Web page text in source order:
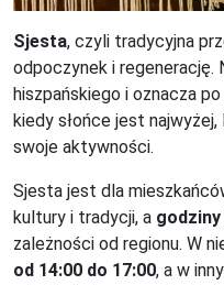
Sjesta, czyli tradycyjna
odpoczynek i regenerację.
hiszpańskiego i oznacza
kiedy słońce jest
swoje aktywności.
Sjesta jest dla
kultury i tradycji, a godziny
zależności od regionu. W
od 14:00 do 17:00, a w